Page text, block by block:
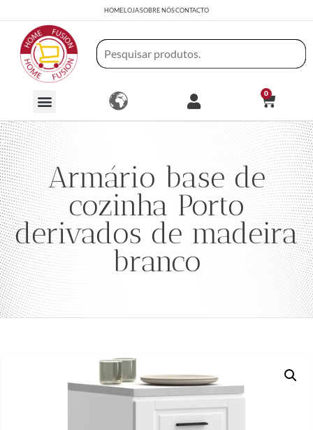
HOMELOJASOBRE NÓSCONTACTO
0
Armário base de
cozinha Porto
derivados de madeira
branco